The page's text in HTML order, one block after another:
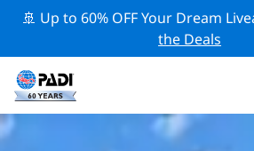
🚢 Up to 60% OFF Your Dream
the Deals